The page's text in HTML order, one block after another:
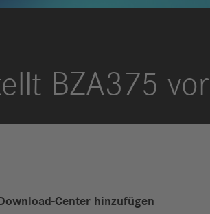
BZA375 vor
Center hinzufügen